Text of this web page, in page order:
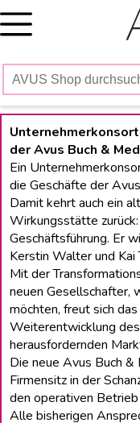
Skip
to
der Avus Buch &
Ein
die Geschäfte der
Damit kehrt auch ein
Wirkungsstätte
Geschäftsführung. Er
Kerstin Walter und Kai
Mit der
neuen Gesellschafter,
möchten, freut sich
Weiterentwicklung
herausfordernden
Die neue Avus Buch
Firmensitz in der
den operativen
Alle bisherigen